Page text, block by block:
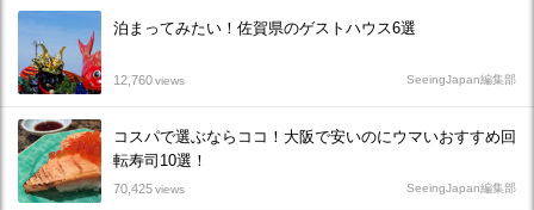
泊まってみたい！佐賀県のゲストハウス6選
12,760views SeeingJapan編集部
コスパで選ぶならココ！大阪で安いのにウマいおすすめ回
転寿司10選！
70,425views SeeingJapan編集部